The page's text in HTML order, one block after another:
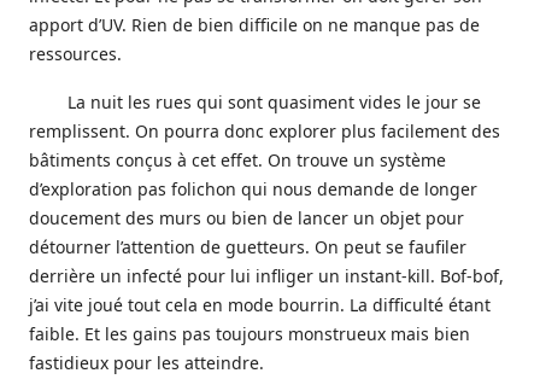
apport d’UV. Rien de bien difficile on ne manque pas de
ressources.
La nuit les rues qui sont quasiment vides le jour se
remplissent. On pourra donc explorer plus facilement des
bâtiments conçus à cet effet. On trouve un système
d’exploration pas folichon qui nous demande de longer
doucement des murs ou bien de lancer un objet pour
détourner l’attention de guetteurs. On peut se faufiler
derrière un infecté pour lui infliger un instant-kill. Bof-bof,
j’ai vite joué tout cela en mode bourrin. La difficulté étant
faible. Et les gains pas toujours monstrueux mais bien
fastidieux pour les atteindre.